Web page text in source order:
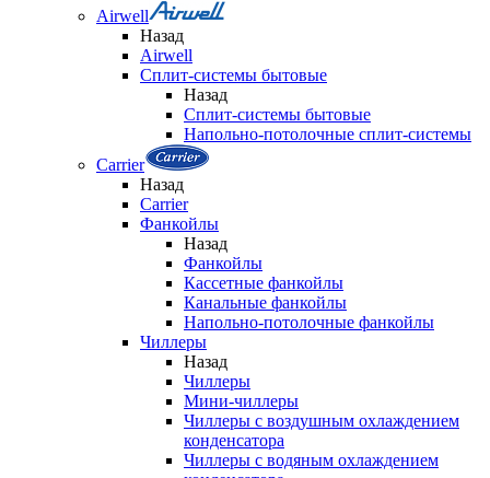
Airwell
Назад
Airwell
Сплит-системы бытовые
Назад
Сплит-системы бытовые
Напольно-потолочные сплит-системы
Carrier
Назад
Carrier
Фанкойлы
Назад
Фанкойлы
Кассетные фанкойлы
Канальные фанкойлы
Напольно-потолочные фанкойлы
Чиллеры
Назад
Чиллеры
Мини-чиллеры
Чиллеры с воздушным охлаждением
конденсатора
Чиллеры с водяным охлаждением